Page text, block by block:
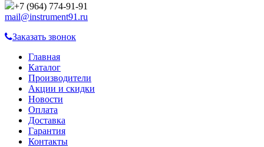
+7 (964) 774-91-91
mail@instrument91.ru
Заказать звонок
Главная
Каталог
Производители
Акции и скидки
Новости
Оплата
Доставка
Гарантия
Контакты